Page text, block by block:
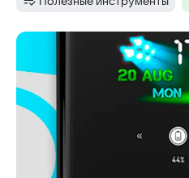
Категория:
Скриншоты